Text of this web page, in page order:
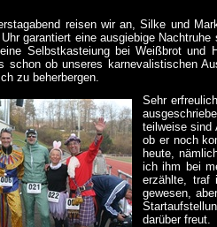
reisen wir an, Silke und
garantiert eine ausgiebige
Selbstkasteiung bei Weißbrot
schon ob unseres karnevalistischen
zu beherbergen.
Sehr
teilweise sind
ob er noch
heute,
ich ihm bei
erzählte, traf
gewesen,
darüber freut.